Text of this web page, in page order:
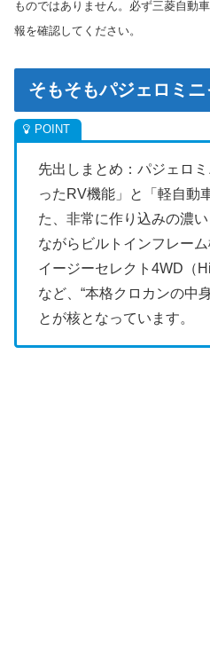
ものではありません。必ず三菱自動
報を確認してください。
そもそもパジェロミニ
先出しまとめ：パジェロ
ったRV機能」と「軽自動
た、非常に作り込みの濃
ながらビルトインフレー
イージーセレクト4WD（
など、“本格クロカンの中
とが核となっています。